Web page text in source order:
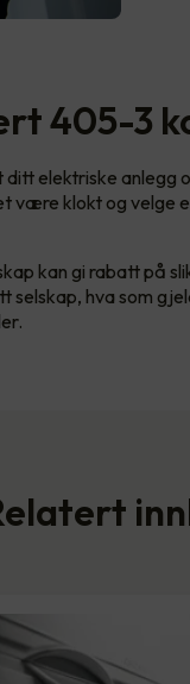
405-3
elektriske anlegg
være klokt og velge
kan gi rabatt på
selskap, hva som